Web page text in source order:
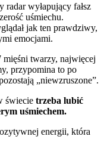
wyłapujący fałsz
uśmiechu.
jak ten prawdziwy,
emocjami.
mięśni twarzy, najwięcej
przypomina to po
„niewzruszone”.
świecie trzeba lubić
uśmiechem.
energii, która